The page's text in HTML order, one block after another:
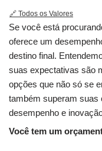
conteúdo
🔗 Todos os Valores
Se você está
oferece um
destino final.
suas expectativas são
opções que não só se
também superam suas
desempenho e
Você tem um